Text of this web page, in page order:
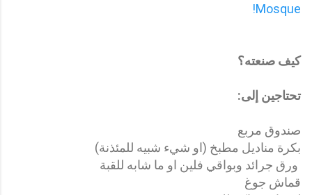
Mosque!
كيف صنعته؟
تحتاجين إلى:
صندوق مربع
بكرة مناديل مطبخ (او شيء شبيه للمئذنة)
ورق جرائد وبواقي فلين او ما شابه للقبة
قماش جوغ